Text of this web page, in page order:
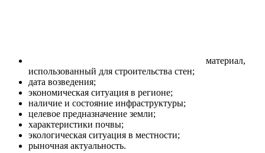
материал,
использованный для строительства стен;
дата возведения;
экономическая ситуация в регионе;
наличие и состояние инфраструктуры;
целевое предназначение земли;
характеристики почвы;
экологическая ситуация в местности;
рыночная актуальность.